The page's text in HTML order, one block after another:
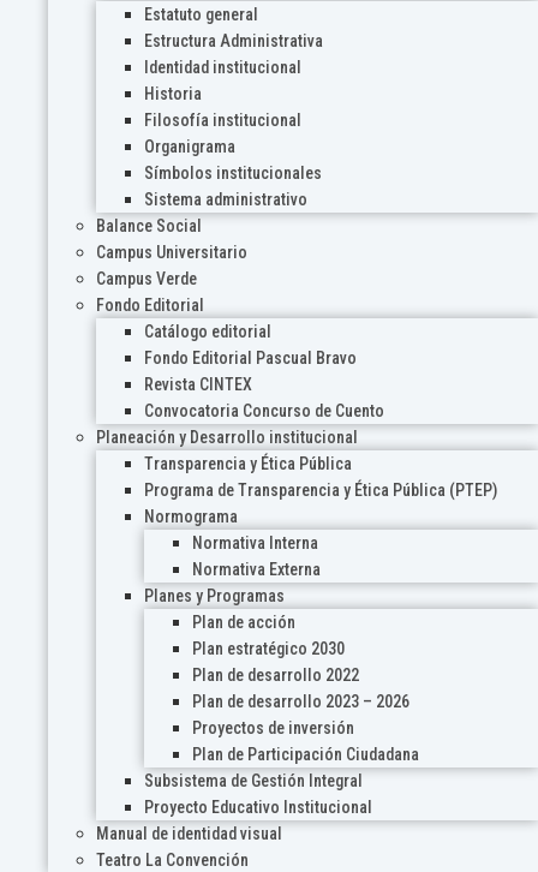
Estatuto general
Estructura Administrativa
Identidad institucional
Historia
Filosofía institucional
Organigrama
Símbolos institucionales
Sistema administrativo
Balance Social
Campus Universitario
Campus Verde
Fondo Editorial
Catálogo editorial
Fondo Editorial Pascual Bravo
Revista CINTEX
Convocatoria Concurso de Cuento
Planeación y Desarrollo institucional
Transparencia y Ética Pública
Programa de Transparencia y Ética Pública (PTEP)
Normograma
Normativa Interna
Normativa Externa
Planes y Programas
Plan de acción
Plan estratégico 2030
Plan de desarrollo 2022
Plan de desarrollo 2023 – 2026
Proyectos de inversión
Plan de Participación Ciudadana
Subsistema de Gestión Integral
Proyecto Educativo Institucional
Manual de identidad visual
Teatro La Convención